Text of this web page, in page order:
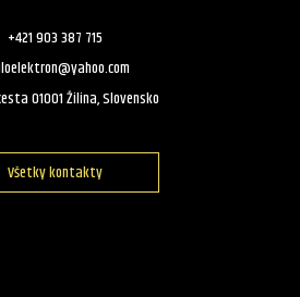
+421 903 387 715
01001 Žilina, Slovensko
Všetky kontakty